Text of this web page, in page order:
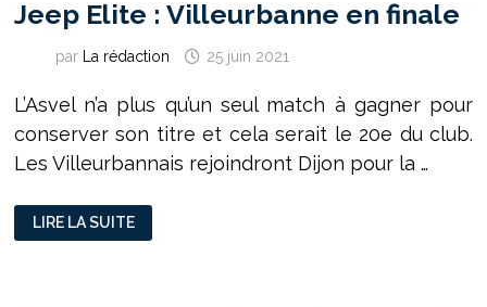
Jeep Elite : Villeurbanne en finale
par La rédaction 25 juin 2021
L’Asvel n’a plus qu’un seul match à gagner pour
conserver son titre et cela serait le 20e du club.
Les Villeurbannais rejoindront Dijon pour la …
JEEP
ELITE
:
LIRE LA SUITE